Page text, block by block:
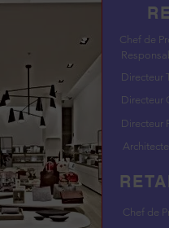
Chef de
Directeur
Directeur
Directeur
Chef de